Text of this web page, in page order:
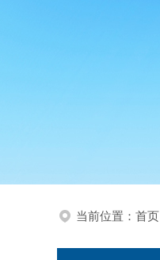
当前位置： 首页